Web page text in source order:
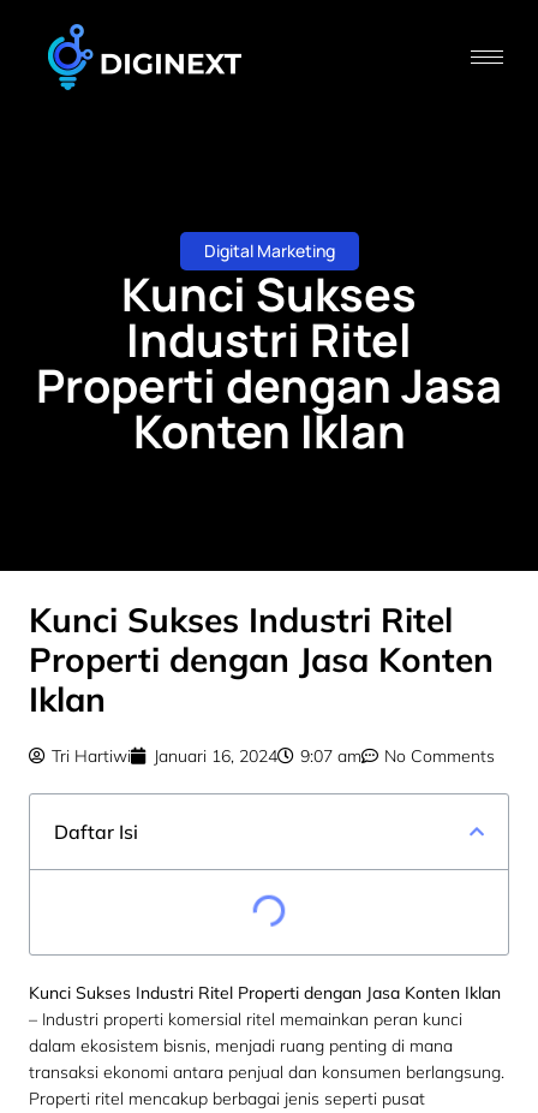
Digital Marketing
Kunci Sukses
Industri Ritel
Properti dengan Jasa
Konten Iklan
Kunci Sukses Industri Ritel
Properti dengan Jasa Konten
Iklan
Tri Hartiwi Januari 16, 2024 9:07 am No Comments
Daftar Isi
Kunci Sukses Industri Ritel Properti dengan Jasa Konten Iklan
– Industri properti komersial ritel memainkan peran kunci
dalam ekosistem bisnis, menjadi ruang penting di mana
transaksi ekonomi antara penjual dan konsumen berlangsung.
Properti ritel mencakup berbagai jenis seperti pusat